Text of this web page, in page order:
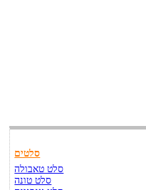
סלטים
סלט טאבולה
סלט טונה